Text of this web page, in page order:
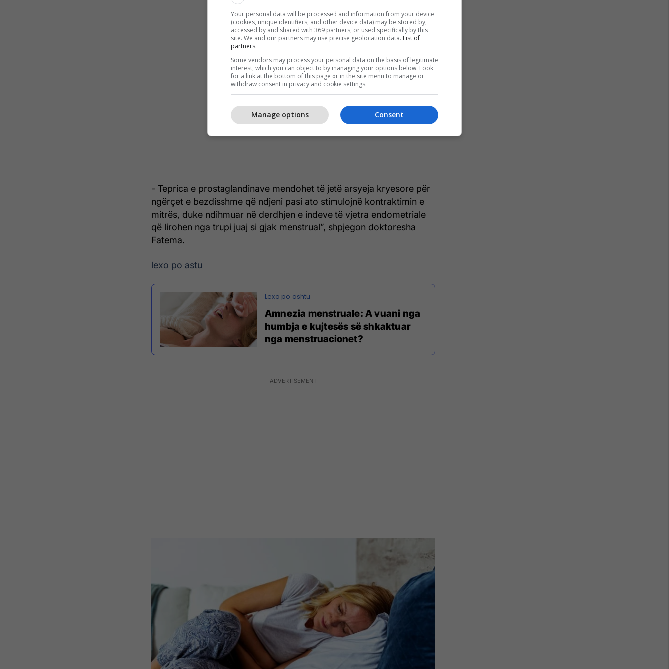
- Teprica e prostaglandinave mendohet të jetë arsyeja kryesore për
ngërçet e bezdisshme që ndjeni pasi ato stimulojnë kontraktimin e
mitrës, duke ndihmuar në derdhjen e indeve të vjetra endometriale
që lirohen nga trupi juaj si gjak menstrual”, shpjegon doktoresha
Fatema.
lexo po astu
Amnezia menstruale: A vuani nga
humbja e kujtesës së shkaktuar
nga menstruacionet?
Your personal data will be processed and information from your device
(cookies, unique identifiers, and other device data) may be stored by,
accessed by and shared with 369 partners, or used specifically by this
site. We and our partners may use precise geolocation data. List of
partners.
Some vendors may process your personal data on the basis of legitimate
interest, which you can object to by managing your options below. Look
for a link at the bottom of this page or in the site menu to manage or
withdraw consent in privacy and cookie settings.
Consent
Manage options